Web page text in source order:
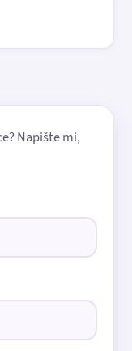
Napište mi,